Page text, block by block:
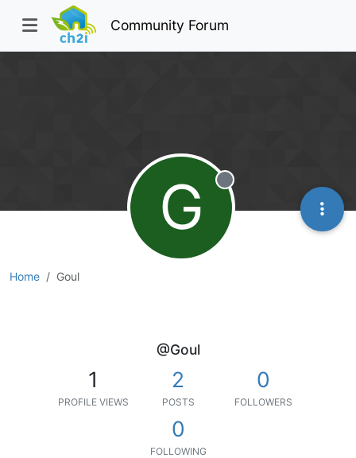
Community Forum
Home Goul
G Offline
@Goul
1
PROFILE VIEWS
2
POSTS
0
FOLLOWERS
0
FOLLOWING